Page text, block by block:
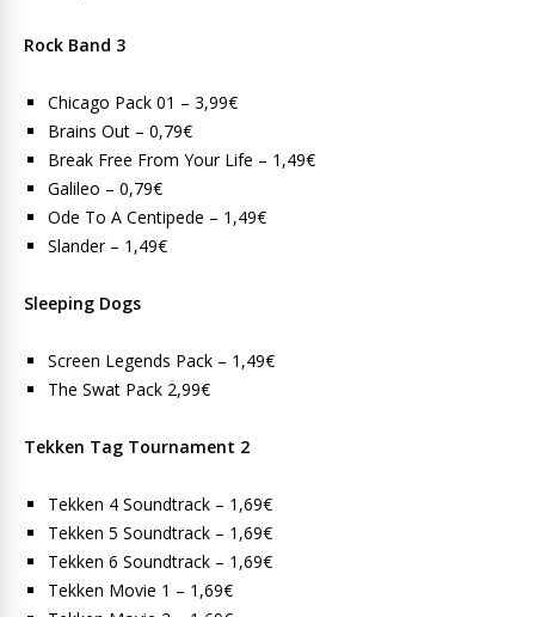
Rock Band 3
Chicago Pack 01 – 3,99€
Brains Out – 0,79€
Break Free From Your Life – 1,49€
Galileo – 0,79€
Ode To A Centipede – 1,49€
Slander – 1,49€
Sleeping Dogs
Screen Legends Pack – 1,49€
The Swat Pack 2,99€
Tekken Tag Tournament 2
Tekken 4 Soundtrack – 1,69€
Tekken 5 Soundtrack – 1,69€
Tekken 6 Soundtrack – 1,69€
Tekken Movie 1 – 1,69€